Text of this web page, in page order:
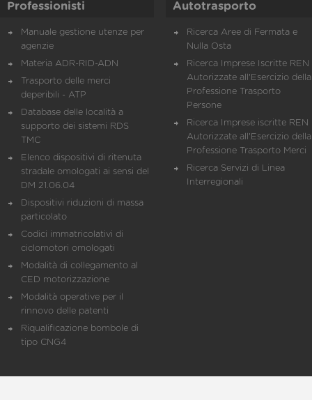
Professionisti
Manuale gestione utenze per
agenzie
Materia ADR-RID-ADN
Trasporto delle merci
deperibili - ATP
Database delle località a
supporto dei sistemi RDS
TMC
Elenco dispositivi di ritenuta
stradale omologati ai sensi del
DM 21.06.04
Dispositivi riduzioni di massa
particolato
Codici immatricolativi di
ciclomotori omologati
Modalità di collegamento al
CED motorizzazione
Modalità operative per il
rinnovo delle patenti
Riqualificazione bombole di
tipo CNG4
Autotrasporto
Ricerca Aree di Fermata e
Nulla Osta
Ricerca Imprese Iscritte REN
Autorizzate all'Esercizio della
Professione Trasporto
Persone
Ricerca Imprese iscritte REN
Autorizzate all'Esercizio della
Professione Trasporto Merci
Ricerca Servizi di Linea
Interregionali